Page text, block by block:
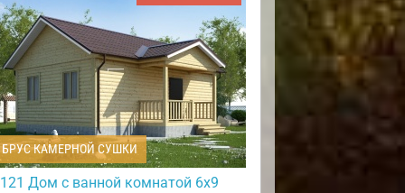
КАМЕРНОЙ СУШКИ
Дом с ванной комнатой 6х9